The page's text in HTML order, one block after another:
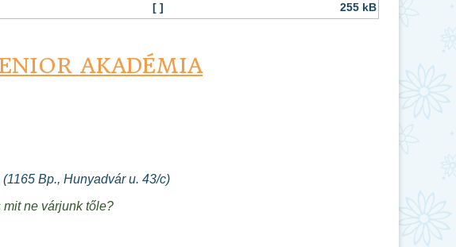
[ ] 255 kB
AKADÉMIA
(1165 Bp., Hunyadvár u. 43/c)
mit ne várjunk tőle?